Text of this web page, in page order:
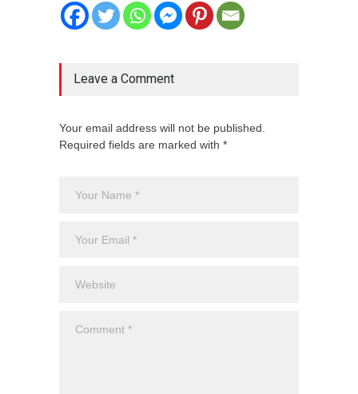
Leave a Comment
Your email address will not be published.
Required fields are marked with *